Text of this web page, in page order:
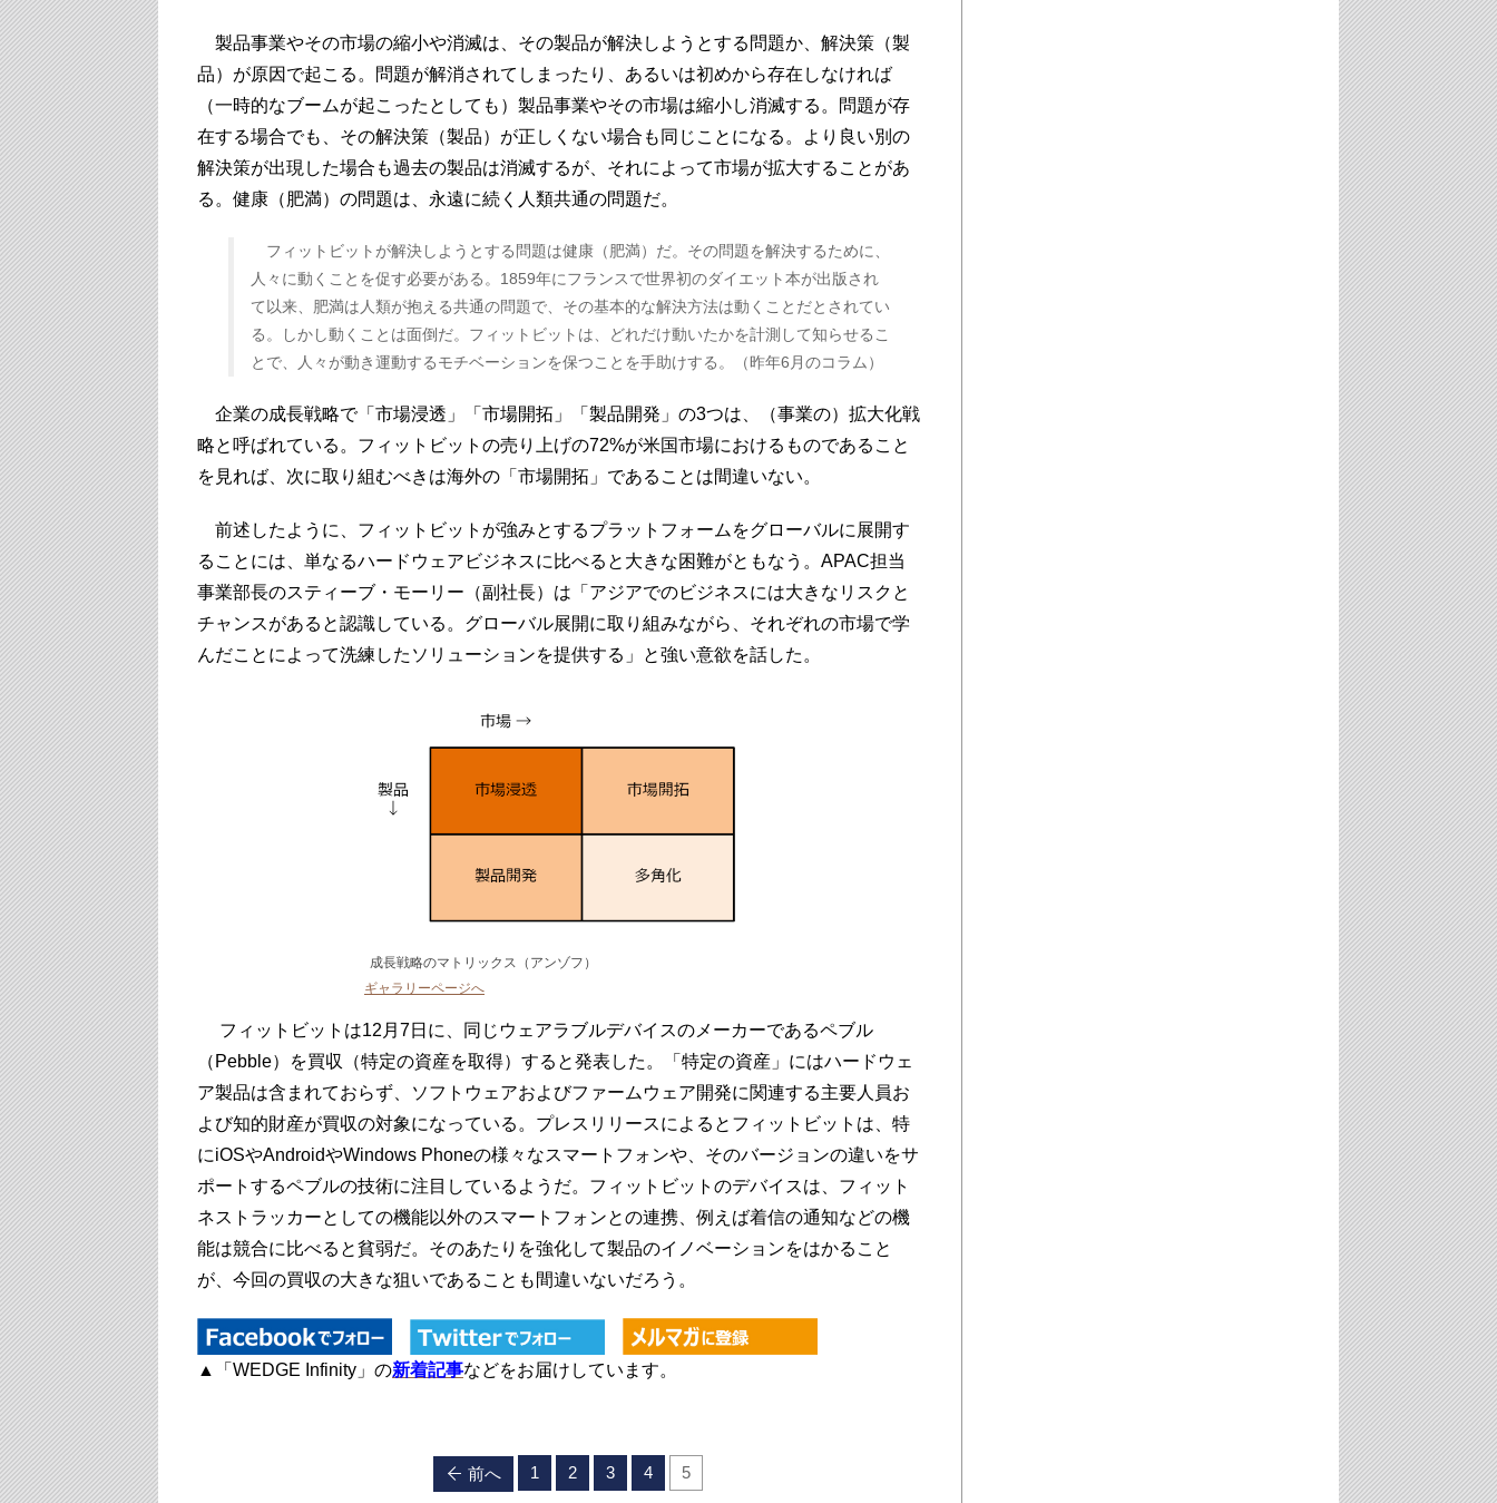
製品事業やその市場の縮小や消滅は、その製品が解決しようとする問題か、解決策（製
品）が原因で起こる。問題が解消されてしまったり、あるいは初めから存在しなければ
（一時的なブームが起こったとしても）製品事業やその市場は縮小し消滅する。問題が存
在する場合でも、その解決策（製品）が正しくない場合も同じことになる。より良い別の
解決策が出現した場合も過去の製品は消滅するが、それによって市場が拡大することがあ
る。健康（肥満）の問題は、永遠に続く人類共通の問題だ。
フィットビットが解決しようとする問題は健康（肥満）だ。その問題を解決するために、
人々に動くことを促す必要がある。1859年にフランスで世界初のダイエット本が出版され
て以来、肥満は人類が抱える共通の問題で、その基本的な解決方法は動くことだとされてい
る。しかし動くことは面倒だ。フィットビットは、どれだけ動いたかを計測して知らせるこ
とで、人々が動き運動するモチベーションを保つことを手助けする。（昨年6月のコラム）
企業の成長戦略で「市場浸透」「市場開拓」「製品開発」の3つは、（事業の）拡大化戦
略と呼ばれている。フィットビットの売り上げの72%が米国市場におけるものであること
を見れば、次に取り組むべきは海外の「市場開拓」であることは間違いない。
前述したように、フィットビットが強みとするプラットフォームをグローバルに展開す
ることには、単なるハードウェアビジネスに比べると大きな困難がともなう。APAC担当
事業部長のスティーブ・モーリー（副社長）は「アジアでのビジネスには大きなリスクと
チャンスがあると認識している。グローバル展開に取り組みながら、それぞれの市場で学
んだことによって洗練したソリューションを提供する」と強い意欲を話した。
成長戦略のマトリックス（アンゾフ）
ギャラリーページへ
フィットビットは12月7日に、同じウェアラブルデバイスのメーカーであるペブル
（Pebble）を買収（特定の資産を取得）すると発表した。「特定の資産」にはハードウェ
ア製品は含まれておらず、ソフトウェアおよびファームウェア開発に関連する主要人員お
よび知的財産が買収の対象になっている。プレスリリースによるとフィットビットは、特
にiOSやAndroidやWindows Phoneの様々なスマートフォンや、そのバージョンの違いをサ
ポートするペブルの技術に注目しているようだ。フィットビットのデバイスは、フィット
ネストラッカーとしての機能以外のスマートフォンとの連携、例えば着信の通知などの機
能は競合に比べると貧弱だ。そのあたりを強化して製品のイノベーションをはかること
が、今回の買収の大きな狙いであることも間違いないだろう。
▲「WEDGE Infinity」の新着記事などをお届けしています。
前へ 1 2 3 4 5